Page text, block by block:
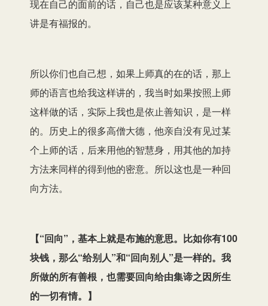
现在自己的面前的话，自己也是应该某种意义上
讲是有福报的。
所以你们也自己想，如果上师真的在的话，那上
师的语言也给我这样讲的，我当时如果按照上师
这样做的话，实际上我也是依止善知识，是一样
的。历史上的很多高僧大德，他亲自没有见过某
个上师的话，后来用他的智慧身，用其他的加持
方法来同样的得到他的密意。所以这也是一种回
向方法。
【“回向”，基本上就是布施的意思。比如你有100
块钱，那么“给别人”和“回向别人”是一样的。我
所做的所有善根，也需要回向给由集谛之因所生
的一切有情。 】